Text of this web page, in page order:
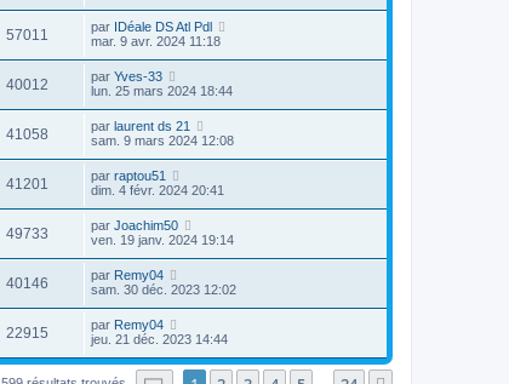
57011 par IDéale DS Atl Pdl
mar. 9 avr. 2024 11:18
40012 par Yves-33
lun. 25 mars 2024 18:44
41058 par laurent ds 21
sam. 9 mars 2024 12:08
41201 par raptou51
dim. 4 févr. 2024 20:41
49733 par Joachim50
ven. 19 janv. 2024 19:14
40146 par Remy04
sam. 30 déc. 2023 12:02
22915 par Remy04
jeu. 21 déc. 2023 14:44